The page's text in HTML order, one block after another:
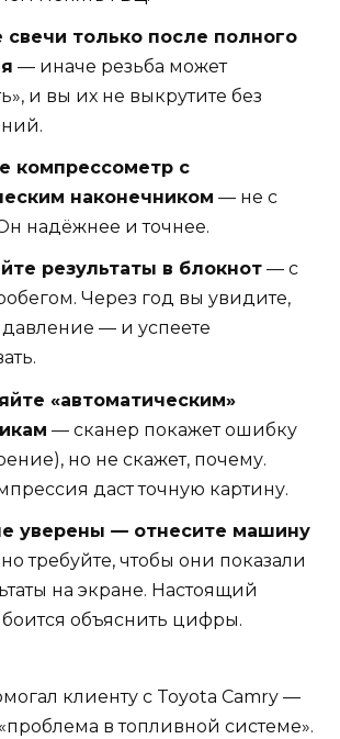
свечи только после полного
— иначе резьба может
и вы их не выкрутите без
компрессометр с
наконечником — не с
надёжнее и точнее.
результаты в блокнот — с
Через год вы увидите,
давление — и успеете
«автоматическим»
— сканер покажет ошибку
но не скажет, почему.
даст точную картину.
уверены — отнесите машину
требуйте, чтобы они показали
на экране. Настоящий
объяснить цифры.
клиенту с Toyota Camry —
в топливной системе».